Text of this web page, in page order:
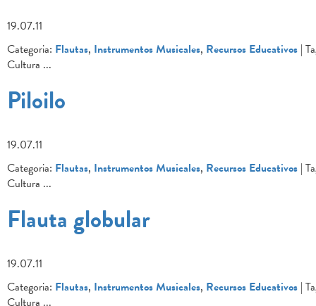
19.07.11
Categoria: Flautas, Instrumentos Musicales, Recursos Educativos |
Cultura ...
Piloilo
19.07.11
Categoria: Flautas, Instrumentos Musicales, Recursos Educativos |
Cultura ...
Flauta globular
19.07.11
Categoria: Flautas, Instrumentos Musicales, Recursos Educativos |
Cultura ...